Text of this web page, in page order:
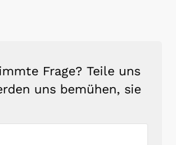
Frage? Teile uns
uns bemühen, sie